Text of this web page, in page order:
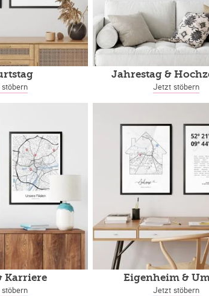
Jahrestag&
Jetzt stöbern
Karriere
Eigenheim&
Jetzt stöbern